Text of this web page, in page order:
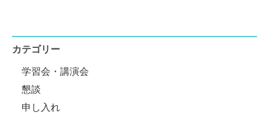
カテゴリー
学習会・講演会
懇談
申し入れ